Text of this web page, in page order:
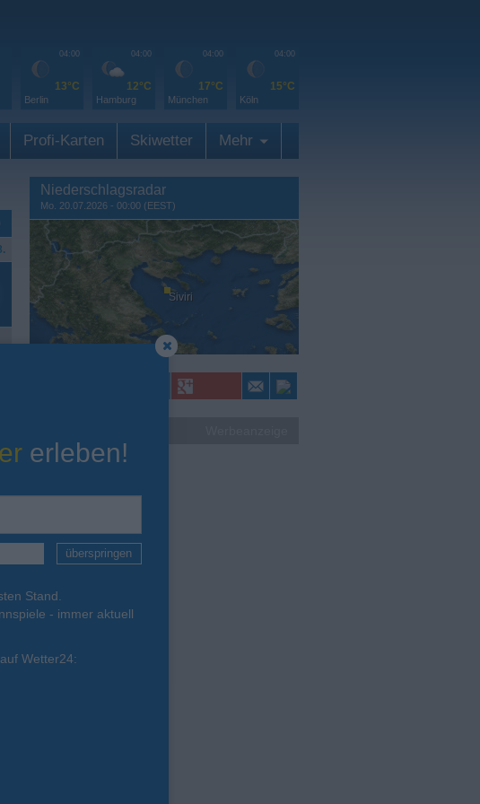
04:00
13°C
Berlin
04:00
12°C
Hamburg
04:00
17°C
München
04:00
15°C
Köln
Profi-Karten Skiwetter Mehr
Niederschlagsradar
Mo. 20.07.2026 - 00:00 (EEST)
Siviri
erleben!
überspringen
Stand.
- immer aktuell
Wetter24: